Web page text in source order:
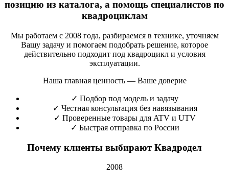
позицию из каталога, а помощь специалистов по
квадроциклам
Мы работаем с 2008 года, разбираемся в технике, уточняем
Вашу задачу и помогаем подобрать решение, которое
действительно подходит под квадроцикл и условия
эксплуатации.
Наша главная ценность — Ваше доверие
✓ Подбор под модель и задачу
✓ Честная консультация без навязывания
✓ Проверенные товары для ATV и UTV
✓ Быстрая отправка по России
Почему клиенты выбирают Квадродел
2008